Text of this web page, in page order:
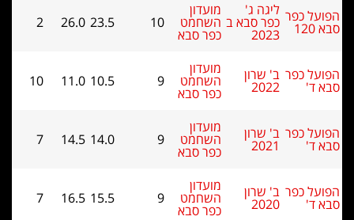
כפר ליגה ג'
כפר סבא ב
2023
מועדון
השחמט
כפר סבא
10
26.0
2
כפר
ד'
ב' שרון
2022
מועדון
השחמט
כפר סבא
9
11.0
10
כפר
ד'
ב' שרון
2021
מועדון
השחמט
כפר סבא
9
14.5
7
כפר
ד'
ב' שרון
2020
מועדון
השחמט
כפר סבא
9
16.5
7